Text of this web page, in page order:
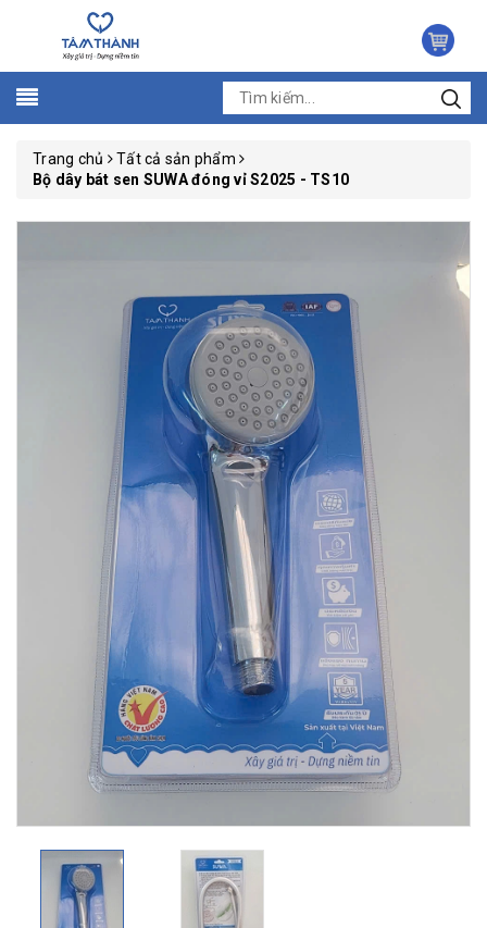
Trang chủ
Tất cả sản phẩm
Bộ dây bát sen SUWA đóng vỉ S2025 - TS10